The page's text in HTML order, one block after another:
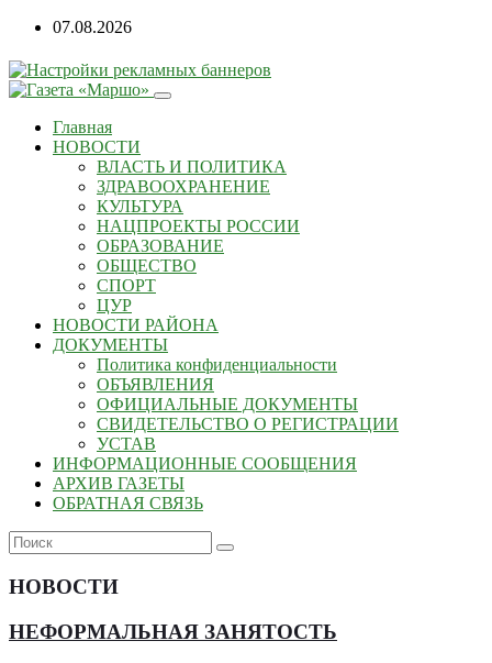
Перейти
содержанию
07.08.2026
Главная
НОВОСТИ
ВЛАСТЬ И ПОЛИТИКА
ЗДРАВООХРАНЕНИЕ
КУЛЬТУРА
НАЦПРОЕКТЫ РОССИИ
ОБРАЗОВАНИЕ
ОБЩЕСТВО
СПОРТ
ЦУР
НОВОСТИ РАЙОНА
ДОКУМЕНТЫ
Политика конфиденциальности
ОБЪЯВЛЕНИЯ
ОФИЦИАЛЬНЫЕ ДОКУМЕНТЫ
СВИДЕТЕЛЬСТВО О РЕГИСТРАЦИИ
УСТАВ
ИНФОРМАЦИОННЫЕ СООБЩЕНИЯ
АРХИВ ГАЗЕТЫ
ОБРАТНАЯ СВЯЗЬ
НОВОСТИ
НЕФОРМАЛЬНАЯ ЗАНЯТОСТЬ